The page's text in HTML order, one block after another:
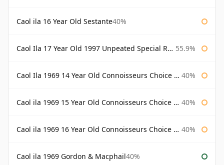
Caol ila 16 Year Old Sestante40%
Caol Ila 17 Year Old 1997 Unpeated Special Release 2015 55.9%
Caol Ila 1969 14 Year Old Connoisseurs Choice Gordon & Macphail 40%
Caol ila 1969 15 Year Old Connoisseurs Choice Gordon & Macphail 40%
Caol ila 1969 16 Year Old Connoisseurs Choice Gordon & Macphail 40%
Caol ila 1969 Gordon & Macphail40%